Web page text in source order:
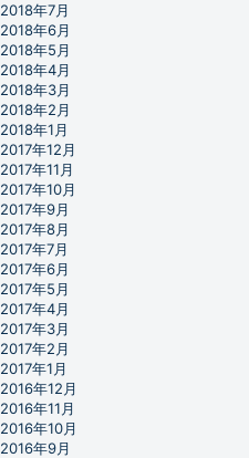
2018年7月
2018年6月
2018年5月
2018年4月
2018年3月
2018年2月
2018年1月
2017年12月
2017年11月
2017年10月
2017年9月
2017年8月
2017年7月
2017年6月
2017年5月
2017年4月
2017年3月
2017年2月
2017年1月
2016年12月
2016年11月
2016年10月
2016年9月